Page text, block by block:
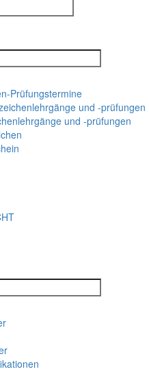
Prüfungstermine
und -prüfungen
und -prüfungen